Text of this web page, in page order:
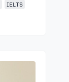
IELTS